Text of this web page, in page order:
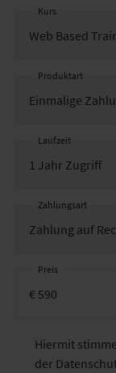
Kurs
Produktart
Laufzeit
Zahlungsart
Preis
Hiermit
der